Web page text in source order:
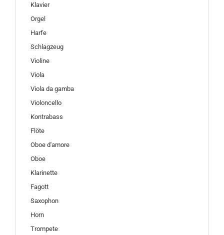
Klavier
Orgel
Harfe
Schlagzeug
Violine
Viola
Viola da gamba
Violoncello
Kontrabass
Flöte
Oboe d'amore
Oboe
Klarinette
Fagott
Saxophon
Horn
Trompete